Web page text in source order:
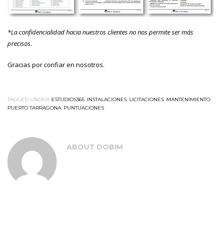
*La confidencialidad hacia nuestros clientes no nos permite ser más
precisos.
Gracias por confiar en nosotros.
TAGGED UNDER: ESTUDIOS365 INSTALACIONES LICITACIONES MANTENIMIENTO
PUERTO TARRAGONA PUNTUACIONES
ABOUT DOBIM